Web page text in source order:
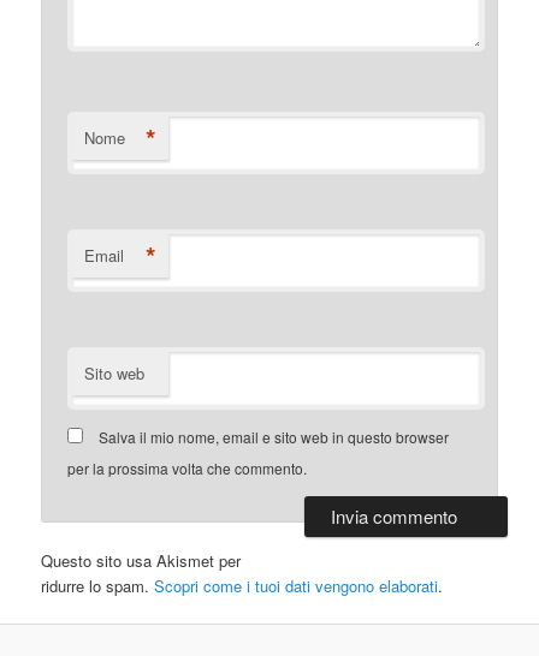
Nome *
Email *
Sito web
Salva il mio nome, email e sito web in questo browser
per la prossima volta che commento.
Questo sito usa Akismet per
ridurre lo spam.Scopri come i tuoi dati vengono elaborati.